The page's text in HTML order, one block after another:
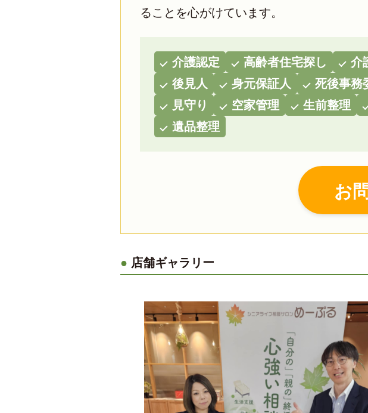
ることを心がけています。
介護認定 高齢者住宅探し 介
後見人
身元保証人 死後事務
見守り
空家管理 生前整理
遺品整理
お
店舗ギャラリー